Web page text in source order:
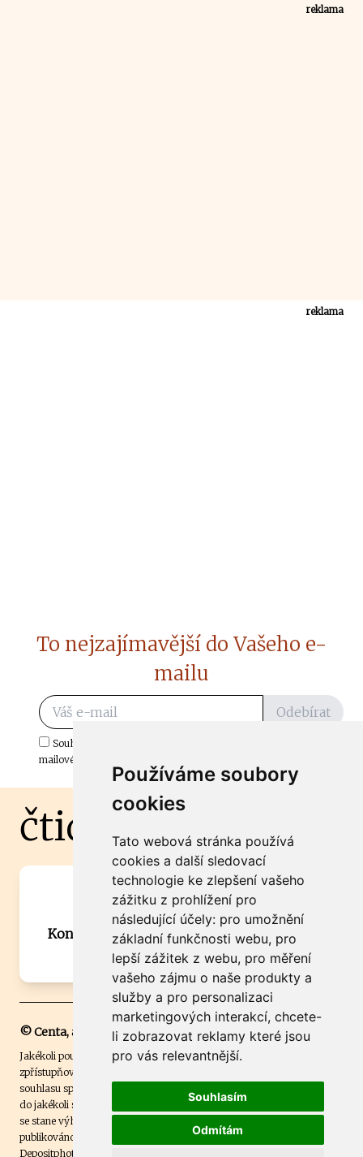
Používáme soubory
cookies
Tato webová stránka používá
cookies a další sledovací
technologie ke zlepšení vašeho
zážitku z prohlížení pro
následující účely: pro umožnění
základní funkčnosti webu, pro
lepší zážitek z webu, pro měření
vašeho zájmu o naše produkty a
služby a pro personalizaci
marketingových interakcí, chcete-
li zobrazovat reklamy které jsou
pro vás relevantnější.
Souhlasím
Odmítám
reklama
reklama
To nejzajímavější do Vašeho e-
mailu
Odebírat
Souhlasím s odběrem důležitých zpráv ze ČtiDoma.cz do mé e-
mailové schránky.
čtidoma.cz
Máte zajímavou informaci? Chcete
spolupracovat?
Kontaktujte šéfredaktora Martina Chalupu:
chalupa@ctidoma.cz
© Centa, a.s.
Jakékoli použití obsahu včetně převzetí, šíření či dalšího užití a
zpřístupňování textových či obrazových materiálů bez písemného
souhlasu společnosti Centa,a.s. je zakázáno. Čtenář svým přihlášením
do jakékoli soutěže na našem webu dává souhlas s tím, že v případě, že
se stane výhercem této soutěže, může být jeho jméno na webu
publikováno. Centa, a.s. využívala licenci ČTK a využívá fotografie z
Depositphotos